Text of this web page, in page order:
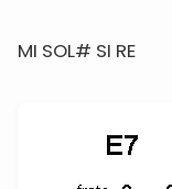
MI SOL# SI RE